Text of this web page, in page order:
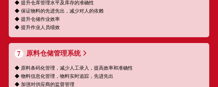
◆ 保证物料的先进先出，减少对人的依赖
◆ 提升仓储作业效率
◆ 提升作业人员绩效
7 原料仓储管理系统
◆ 原料条码化管理，减少人工录入，提高效率和准确性
◆ 物料信息化管理，物料实时追踪，先进先出
◆ 加强对供应商的监督管理